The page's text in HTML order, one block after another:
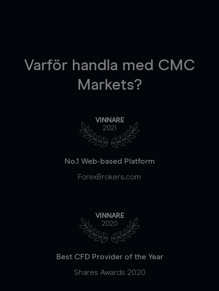
Varför handla med CMC
Markets?
VINNARE
2021
No.1 Web-based Platform
ForexBrokers.com
VINNARE
2020
Best CFD Provider of the Year
Shares Awards 2020